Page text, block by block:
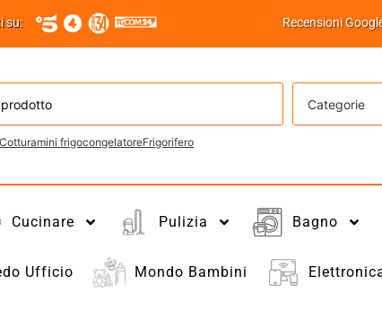
su: Recensioni
Categorie
mini frigocongelatoreFrigorifero
Cucinare Pulizia Bagno
Ufficio Mondo Bambini